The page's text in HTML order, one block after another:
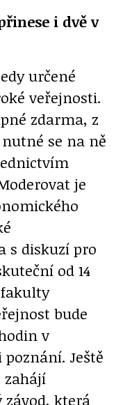
i dvě v
určené
veřejnosti.
zdarma, z
se na ně
je
s diskuzí pro
od 14
bude
v
poznání. Ještě
která